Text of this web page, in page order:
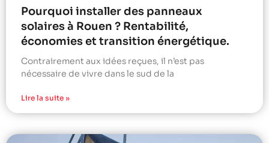
Pourquoi installer des panneaux
solaires à Rouen ? Rentabilité,
économies et transition énergétique.
Contrairement aux idées reçues, il n’est pas
nécessaire de vivre dans le sud de la
Lire la suite »